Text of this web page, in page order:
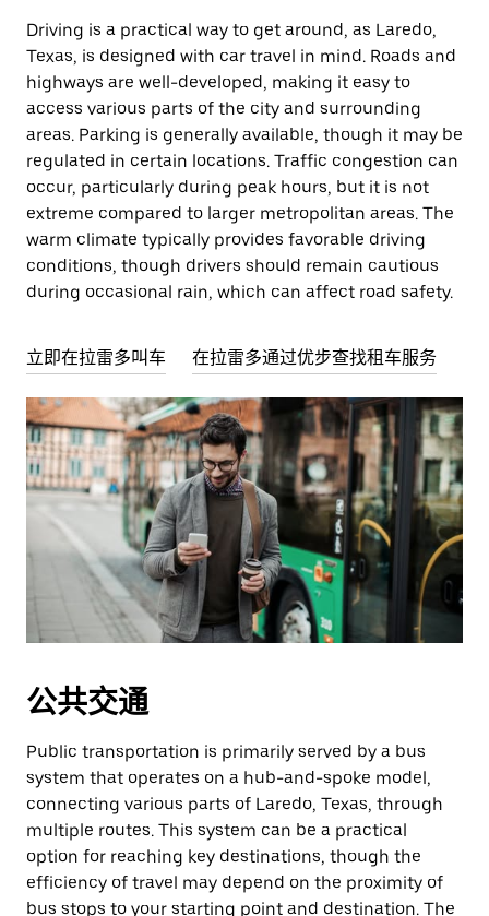
Driving is a practical way to get around, as Laredo,
Texas, is designed with car travel in mind. Roads and
highways are well-developed, making it easy to
access various parts of the city and surrounding
areas. Parking is generally available, though it may be
regulated in certain locations. Traffic congestion can
occur, particularly during peak hours, but it is not
extreme compared to larger metropolitan areas. The
warm climate typically provides favorable driving
conditions, though drivers should remain cautious
during occasional rain, which can affect road safety.
立即在拉雷多叫车 在拉雷多通过优步查找租车服务
公共交通
Public transportation is primarily served by a bus
system that operates on a hub-and-spoke model,
connecting various parts of Laredo, Texas, through
multiple routes. This system can be a practical
option for reaching key destinations, though the
efficiency of travel may depend on the proximity of
bus stops to your starting point and destination. The